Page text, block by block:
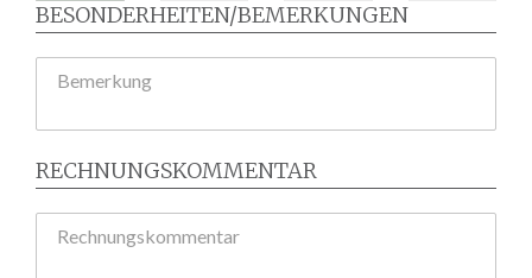
BESONDERHEITEN/BEMERKUNGEN
Bemerkung
RECHNUNGSKOMMENTAR
Rechnungskommentar